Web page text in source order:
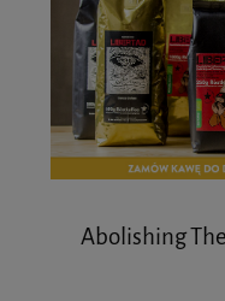
Abolishing